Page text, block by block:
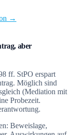
→
aber
ff. StPO erspart
Möglich sind
(Mediation mit
Probezeit.
Beweislage,